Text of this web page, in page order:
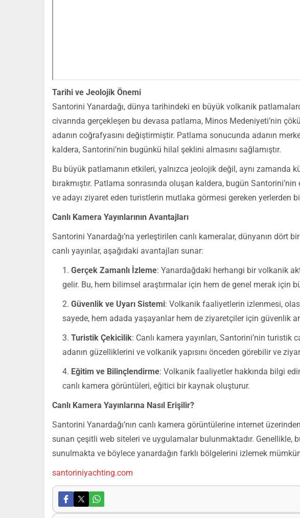
Tarihi ve Jeolojik Önemi
Santorini Yanardağı, dünya tarihindeki en büyük volkanik
civarında gerçekleşen bu devasa patlama, Minos Medeniyeti’nin
adanın coğrafyasını değiştirmiştir. Patlama sonucunda adanın
kaldera, Santorini’nin bugünkü hilal şeklini almasını sağlamıştır.
Bu büyük patlamanın etkileri, yalnızca jeolojik değil, aynı zamanda
bırakmıştır. Patlama sonrasında oluşan kaldera, bugün
ve adayı ziyaret eden turistlerin mutlaka görmesi gereken yerlerden
Canlı Kamera Yayınlarının Avantajları
Santorini Yanardağı’na yerleştirilen canlı kameralar, dünyanın dört
canlı yayınlar, aşağıdaki avantajları sunar:
Gerçek Zamanlı İzleme: Yanardağdaki herhangi bir volkanik
gelir. Bu, hem bilimsel araştırmalar için hem de genel merak için
Güvenlik ve Uyarı Sistemi: Volkanik faaliyetlerin izlenmesi,
sayede, hem adada yaşayanlar hem de ziyaretçiler için güvenlik
Turistik Çekicilik: Canlı kamera yayınları, Santorini’nin turistik
adanın güzelliklerini ve volkanik yapısını önceden görebilir ve
Eğitim ve Bilinçlendirme: Volkanik faaliyetler hakkında bilgi
canlı kamera görüntüleri, eğitici bir kaynak oluşturur.
Canlı Kamera Yayınlarına Nasıl Erişilir?
Santorini Yanardağı’nın canlı kamera görüntülerine internet
sunan çeşitli web siteleri ve uygulamalar bulunmaktadır. Genellikle,
sunulmakta ve böylece yanardağın farklı bölgelerini izlemek
santoriniyachting.com